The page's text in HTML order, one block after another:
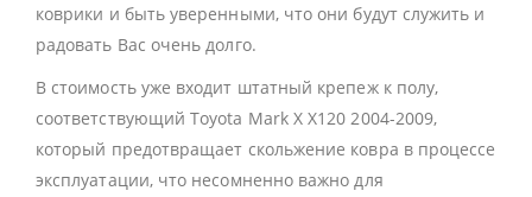
коврики и быть уверенными, что они будут служить и
радовать Вас очень долго.
В стоимость уже входит штатный крепеж к полу,
соответствующий Toyota Mark X X120 2004-2009,
который предотвращает скольжение ковра в процессе
эксплуатации, что несомненно важно для